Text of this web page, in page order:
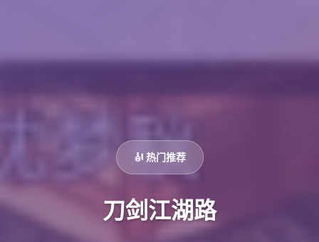
🎻 热门推荐
刀剑江湖路